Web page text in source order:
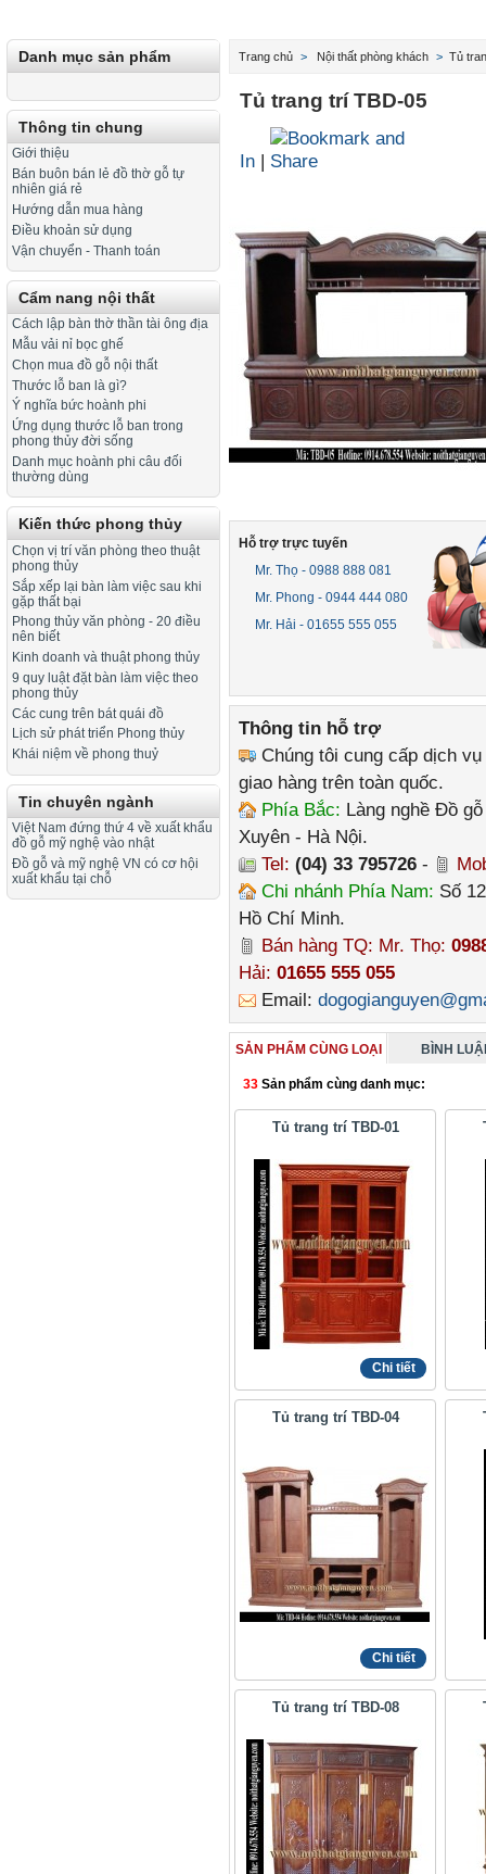
Danh mục sản phẩm
Thông tin chung
Giới thiệu
Bán buôn bán lẻ đồ thờ gỗ tự
nhiên giá rẻ
Hướng dẫn mua hàng
Điều khoản sử dụng
Vận chuyển - Thanh toán
Cẩm nang nội thất
Cách lập bàn thờ thần tài ông địa
Mẫu vải nỉ bọc ghế
Chọn mua đồ gỗ nội thất
Thước lỗ ban là gì?
Ý nghĩa bức hoành phi
Ứng dụng thước lỗ ban trong
phong thủy đời sống
Danh mục hoành phi câu đối
thường dùng
Kiến thức phong thủy
Chọn vị trí văn phòng theo thuật
phong thủy
Sắp xếp lại bàn làm việc sau khi
gặp thất bại
Phong thủy văn phòng - 20 điều
nên biết
Kinh doanh và thuật phong thủy
9 quy luật đặt bàn làm việc theo
phong thủy
Các cung trên bát quái đồ
Lịch sử phát triển Phong thủy
Khái niệm về phong thuỷ
Tin chuyên ngành
Việt Nam đứng thứ 4 về xuất khẩu
đồ gỗ mỹ nghệ vào nhật
Đồ gỗ và mỹ nghệ VN có cơ hội
xuất khẩu tại chỗ
Trang chủ > Nội thất phòng khách > Tủ
Tủ trang trí TBD-05
In |
Hỗ trợ trực tuyến
Mr. Thọ - 0988 888 081
Mr. Phong - 0944 444 080
Mr. Hải - 01655 555 055
Thông tin hỗ trợ
Chúng tôi cung cấp dịch
giao hàng trên toàn quốc.
Phía Bắc: Làng nghề Đồ
Xuyên - Hà Nội.
Tel: (04) 33 795726 -
Chi nhánh Phía Nam: Số
Hồ Chí Minh.
Bán hàng TQ: Mr. Thọ:
Hải: 01655 555 055
Email:
SẢN PHẨM CÙNG LOẠI BÌNH
33 Sản phẩm cùng danh mục:
Tủ trang trí TBD-01
Chi tiết
Tủ trang trí TBD-04
Chi tiết
Tủ trang trí TBD-08